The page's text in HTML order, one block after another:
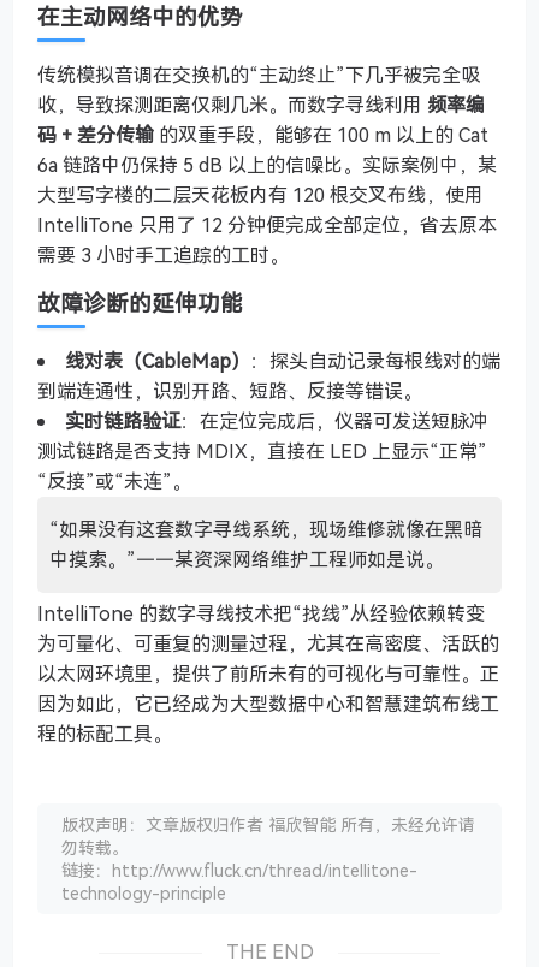
在主动网络中的优势
传统模拟音调在交换机的“主动终止”下几乎被完全吸
收，导致探测距离仅剩几米。而数字寻线利用 频率编
码 + 差分传输 的双重手段，能够在 100 m 以上的 Cat
6a 链路中仍保持 5 dB 以上的信噪比。实际案例中，某
大型写字楼的二层天花板内有 120 根交叉布线，使用
IntelliTone 只用了 12 分钟便完成全部定位，省去原本
需要 3 小时手工追踪的工时。
故障诊断的延伸功能
线对表（CableMap） ：探头自动记录每根线对的端
到端连通性，识别开路、短路、反接等错误。
实时链路验证：在定位完成后，仪器可发送短脉冲
测试链路是否支持 MDIX，直接在 LED 上显示“正常”
“反接”或“未连”。
“如果没有这套数字寻线系统，现场维修就像在黑暗
中摸索。”——某资深网络维护工程师如是说。
IntelliTone 的数字寻线技术把“找线”从经验依赖转变
为可量化、可重复的测量过程，尤其在高密度、活跃的
以太网环境里，提供了前所未有的可视化与可靠性。正
因为如此，它已经成为大型数据中心和智慧建筑布线工
程的标配工具。
版权声明：文章版权归作者 福欣智能 所有，未经允许请
勿转载。
链接：http://www.fluck.cn/thread/intellitone-
technology-principle
THE END